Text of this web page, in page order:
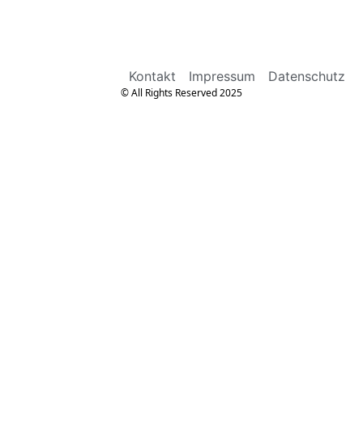
Kontakt Impressum Datenschutz
© All Rights Reserved 2025